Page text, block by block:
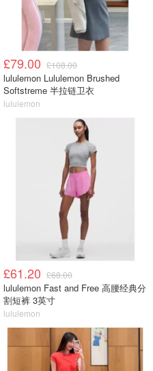
£79.00 £108.00
lululemon Lululemon Brushed
Softstreme 半拉链卫衣
lululemon
£61.20 £68.00
lululemon Fast and Free 高腰经典分
割短裤 3英寸
lululemon